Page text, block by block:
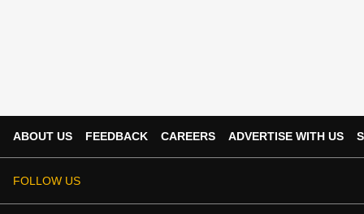
ABOUT US FEEDBACK CAREERS ADVERTISE WITH US
FOLLOW US